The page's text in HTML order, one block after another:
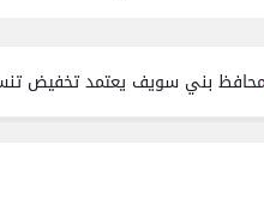
تخفيض تنسيق القبول بالثانوي العام من 236 إلى 231 درجة